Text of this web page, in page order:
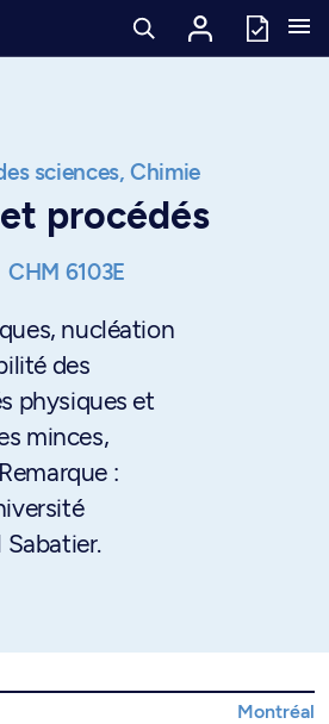
sciences, Chimie
procédés
CHM 6103E
nucléation
des
physiques et
minces,
:
Sabatier.
Montréal